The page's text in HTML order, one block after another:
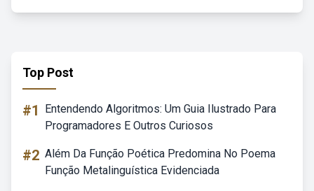
Top Post
#1
Entendendo Algoritmos: Um Guia Ilustrado Para
Programadores E Outros Curiosos
#2 Além Da Função Poética Predomina No Poema
Função Metalinguística Evidenciada